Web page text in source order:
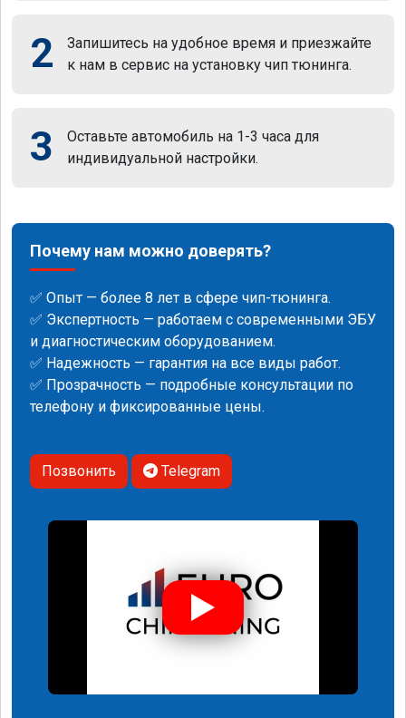
2
Запишитесь на удобное время и приезжайте
к нам в сервис на установку чип тюнинга.
3
Оставьте автомобиль на 1-3 часа для
индивидуальной настройки.
Почему нам можно доверять?
✅ Опыт — более 8 лет в сфере чип-тюнинга.
✅ Экспертность — работаем с современными ЭБУ
и диагностическим оборудованием.
✅ Надежность — гарантия на все виды работ.
✅ Прозрачность — подробные консультации по
телефону и фиксированные цены.
Позвонить Telegram